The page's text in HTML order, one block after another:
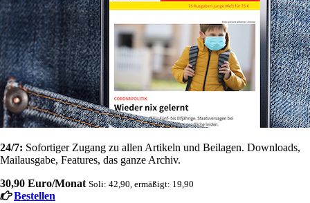
24/7: Sofortiger Zugang zu allen Artikeln und Beilagen. Downloads,
Mailausgabe, Features, das ganze Archiv.
30,90 Euro/Monat Soli: 42,90, ermäßigt: 19,90
Bestellen